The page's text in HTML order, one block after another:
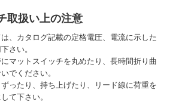
取扱い上の注意
、カタログ記載の定格電圧、電流に示した
さい。
マットスイッチを丸めたり、長時間折り曲
でください。
ったり、持ち上げたり、リード線に荷重を
て下さい。